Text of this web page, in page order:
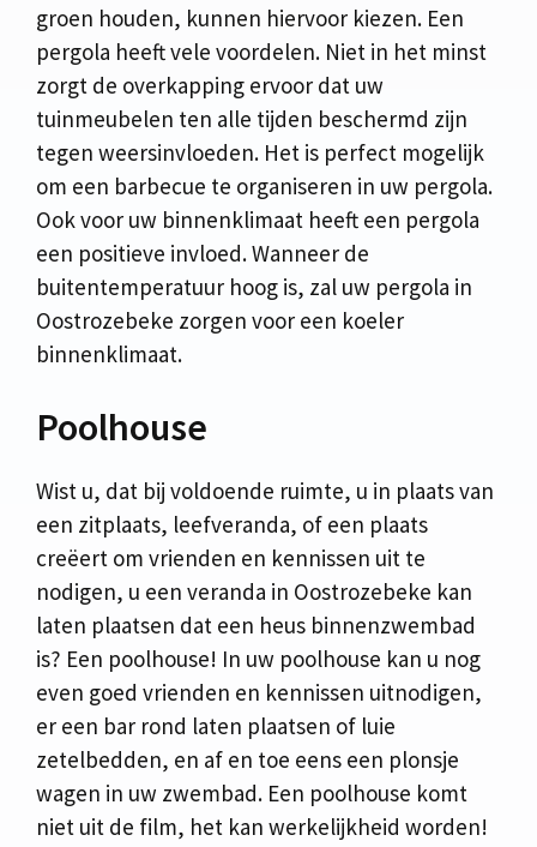
groen houden, kunnen hiervoor kiezen. Een
pergola heeft vele voordelen. Niet in het minst
zorgt de overkapping ervoor dat uw
tuinmeubelen ten alle tijden beschermd zijn
tegen weersinvloeden. Het is perfect mogelijk
om een barbecue te organiseren in uw pergola.
Ook voor uw binnenklimaat heeft een pergola
een positieve invloed. Wanneer de
buitentemperatuur hoog is, zal uw pergola in
Oostrozebeke zorgen voor een koeler
binnenklimaat.
Poolhouse
Wist u, dat bij voldoende ruimte, u in plaats van
een zitplaats, leefveranda, of een plaats
creëert om vrienden en kennissen uit te
nodigen, u een veranda in Oostrozebeke kan
laten plaatsen dat een heus binnenzwembad
is? Een poolhouse! In uw poolhouse kan u nog
even goed vrienden en kennissen uitnodigen,
er een bar rond laten plaatsen of luie
zetelbedden, en af en toe eens een plonsje
wagen in uw zwembad. Een poolhouse komt
niet uit de film, het kan werkelijkheid worden!